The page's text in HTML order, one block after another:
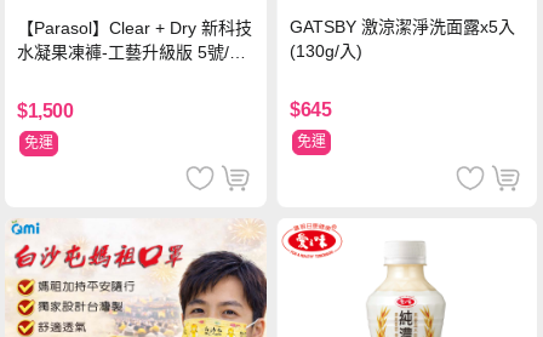
【Parasol】Clear + Dry 新科技
水凝果凍褲-工藝升級版 5號/XL
$1,500
免運
GATSBY 激涼潔淨洗面露x5入
(130g/入)
$645
免運